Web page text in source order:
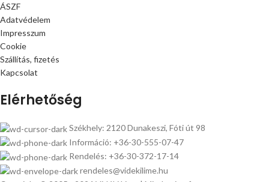
ÁSZF
Adatvédelem
Impresszum
Cookie
Szállítás, fizetés
Kapcsolat
Elérhetőség
Székhely: 2120 Dunakeszi, Fóti út 98
Információ: +36-30-555-07-47
Rendelés: +36-30-372-17-14
rendeles@videkilime.hu